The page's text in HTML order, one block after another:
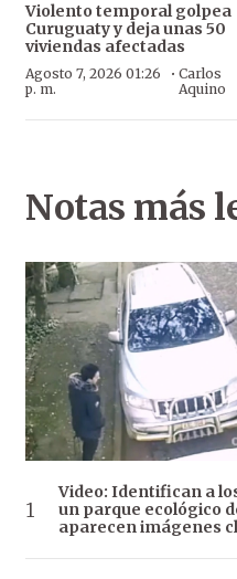
Violento temporal golpea
Curuguaty y deja unas 50
viviendas afectadas
Agosto 7, 2026 01:26
p. m.
· Carlos
Aquino
Notas más
Video: Identifican a
un parque ecológico
aparecen imágenes